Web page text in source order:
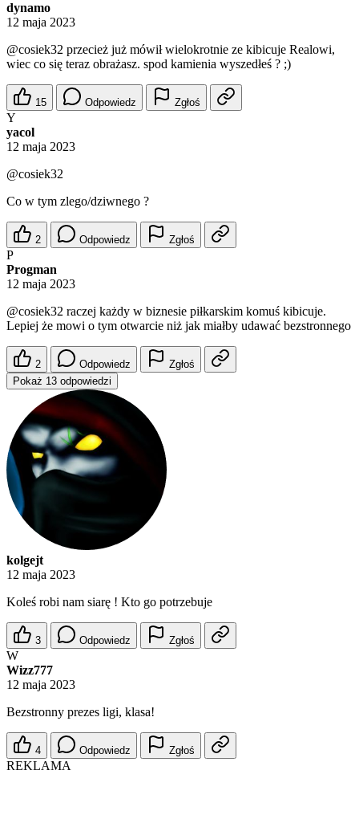
dynamo
12 maja 2023
@cosiek32 przecież już mówił wielokrotnie ze kibicuje Realowi,
wiec co się teraz obrażasz. spod kamienia wyszedłeś ? ;)
15 Odpowiedz Zgłoś
Y
yacol
12 maja 2023
@cosiek32
Co w tym zlego/dziwnego ?
2 Odpowiedz Zgłoś
P
Progman
12 maja 2023
@cosiek32 raczej każdy w biznesie piłkarskim komuś kibicuje.
Lepiej że mowi o tym otwarcie niż jak miałby udawać bezstronnego
2 Odpowiedz
Zgłoś
Pokaż 13 odpowiedzi
kolgejt
12 maja 2023
Koleś robi nam siarę ! Kto go potrzebuje
3 Odpowiedz Zgłoś
W
Wizz777
12 maja 2023
Bezstronny prezes ligi, klasa!
4 Odpowiedz Zgłoś
REKLAMA